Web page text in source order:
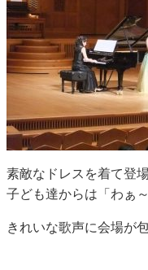
素敵なドレスを着て登
子ども達からは「わぁ
きれいな歌声に会場が